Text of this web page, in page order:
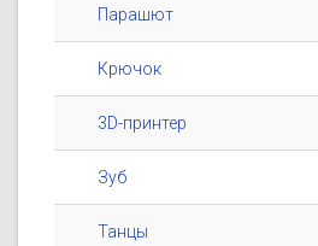
Парашют
Крючок
3D-принтер
Зуб
Танцы